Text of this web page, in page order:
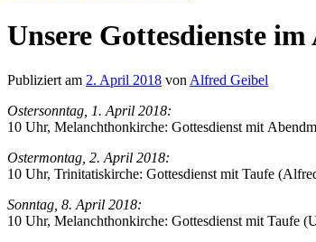
Unsere Gottesdienste
Publiziert am 2. April 2018 von Alfred Geibel
Ostersonntag, 1. April 2018:
10 Uhr, Melanchthonkirche: Gottesdienst mit
Ostermontag, 2. April 2018:
10 Uhr, Trinitatiskirche: Gottesdienst mit Taufe
Sonntag, 8. April 2018:
10 Uhr, Melanchthonkirche: Gottesdienst mit Taufe